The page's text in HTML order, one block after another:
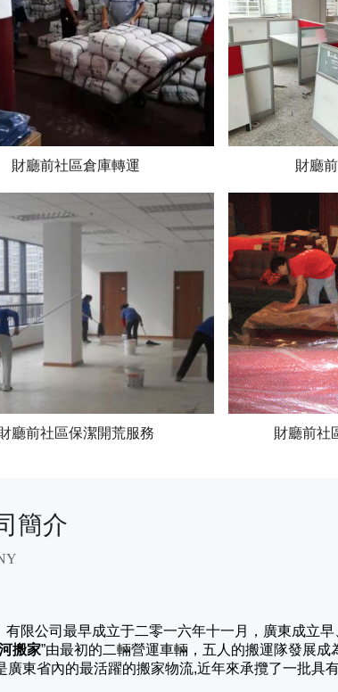
財廳前社區倉庫轉運 財廳
廳前社區保潔開荒服務 財廳前社
簡介
限公司最早成立于二零一六年十一月，廣東成立
搬家”由最初的二輛營運車輛，五人的搬運隊發展成
廣東省內的最活躍的搬家物流,近年來承攬了一批具